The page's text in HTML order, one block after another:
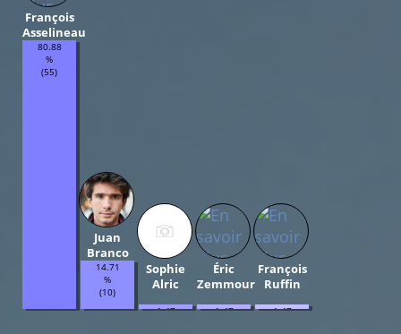
François
Asselineau
80.88
%
(55)
Juan
Branco
14.71
%
(10)
Sophie
Alric
1.47
Éric
Zemmour
1.47
François
Ruffin
1.47